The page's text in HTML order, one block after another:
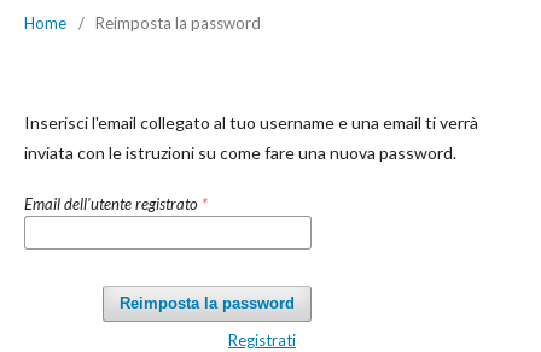
Home / Reimposta la password
Inserisci l'email collegato al tuo username e una email ti verrà
inviata con le istruzioni su come fare una nuova password.
Email dell'utente registrato *
Reimposta la password
Registrati